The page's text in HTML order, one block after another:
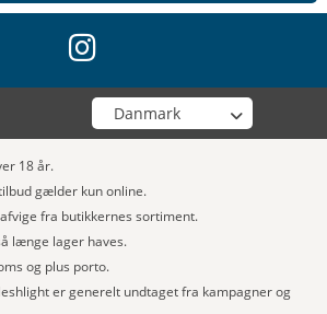
instagram
Vælg din butik
18 år.
gælder kun online.
fra butikkernes sortiment.
længe lager haves.
og plus porto.
er generelt undtaget fra kampagner og